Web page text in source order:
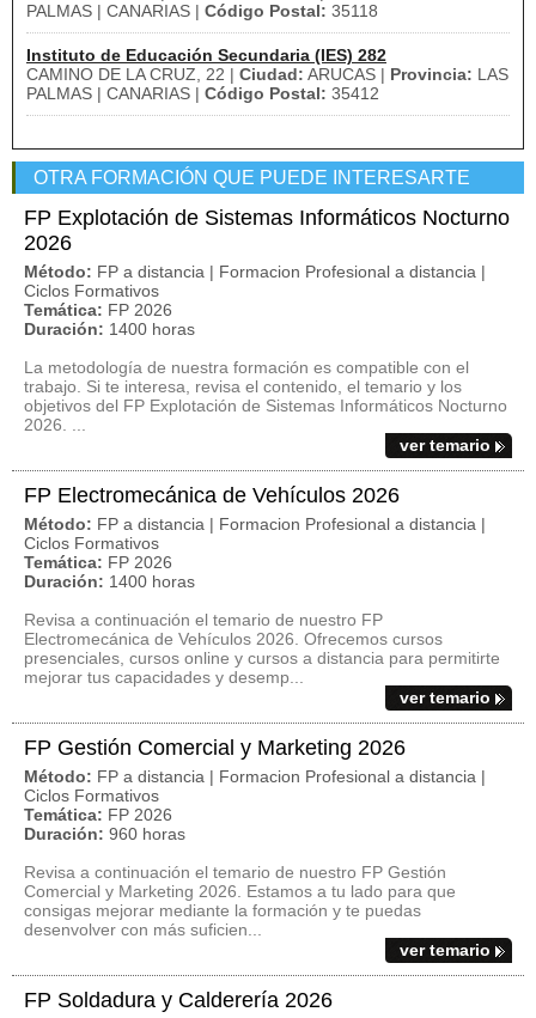
PALMAS | CANARIAS | Código Postal: 35118
Instituto de Educación Secundaria (IES) 282
CAMINO DE LA CRUZ, 22 | Ciudad: ARUCAS | Provincia: LAS
PALMAS | CANARIAS | Código Postal: 35412
OTRA FORMACIÓN QUE PUEDE INTERESARTE
FP Explotación de Sistemas Informáticos Nocturno
2026
Método: FP a distancia | Formacion Profesional a distancia |
Ciclos Formativos
Temática: FP 2026
Duración: 1400 horas
La metodología de nuestra formación es compatible con el
trabajo. Si te interesa, revisa el contenido, el temario y los
objetivos del FP Explotación de Sistemas Informáticos Nocturno
2026. ...
ver temario
FP Electromecánica de Vehículos 2026
Método: FP a distancia | Formacion Profesional a distancia |
Ciclos Formativos
Temática: FP 2026
Duración: 1400 horas
Revisa a continuación el temario de nuestro FP
Electromecánica de Vehículos 2026. Ofrecemos cursos
presenciales, cursos online y cursos a distancia para permitirte
mejorar tus capacidades y desemp...
ver temario
FP Gestión Comercial y Marketing 2026
Método: FP a distancia | Formacion Profesional a distancia |
Ciclos Formativos
Temática: FP 2026
Duración: 960 horas
Revisa a continuación el temario de nuestro FP Gestión
Comercial y Marketing 2026. Estamos a tu lado para que
consigas mejorar mediante la formación y te puedas
desenvolver con más suficien...
ver temario
FP Soldadura y Calderería 2026